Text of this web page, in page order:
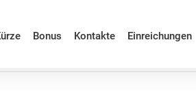
Bonus Kontakte Einreichungen